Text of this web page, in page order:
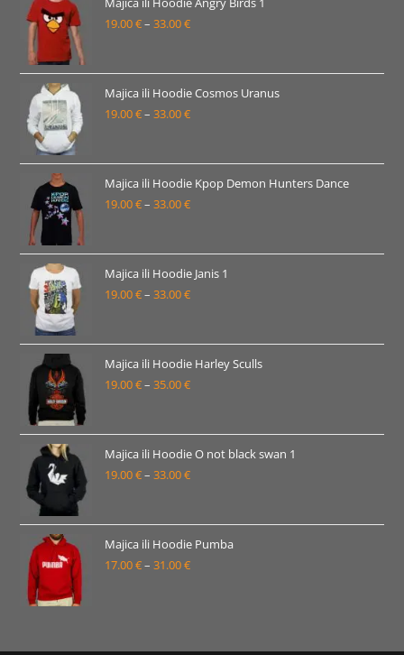
do
19.00€– 33.00€Raspon
od
19.00 €
do
Majica ili Hoodie Cosmos Uranus
19.00€– 33.00€Raspon
od
19.00 €
do
Majica ili Hoodie Kpop Demon Hunters Dance
19.00€– 33.00€Raspon
od
19.00 €
do
Majica ili Hoodie Janis 1
19.00€– 33.00€Raspon
od
19.00 €
do
Majica ili Hoodie Harley Sculls
19.00€– 35.00€Raspon
od
19.00 €
do
Majica ili Hoodie O not black swan 1
19.00€– 33.00€Raspon
od
19.00 €
do
Majica ili Hoodie Pumba
17.00€– 31.00€Raspon